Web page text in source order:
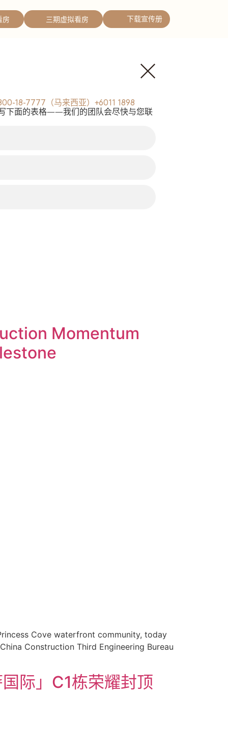
房 三期虚拟看房 下载宣传册
18-7777（马来西亚）+6011 1898
下面的表格——我们的团队会尽快与您联
Momentum
Cove waterfront community, today
Construction Third Engineering Bureau
际」C1栋荣耀封顶